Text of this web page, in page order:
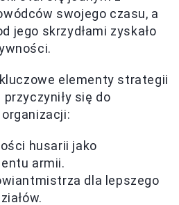
swojego czasu, a
jego skrzydłami zyskało
elementy strategii
się do
husarii jako
armii.
dla lepszego